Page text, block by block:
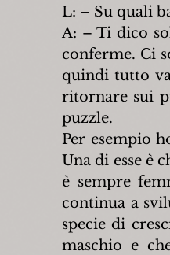
L: – Su quali
A: – Ti dico
conferme. Ci
quindi tutto
ritornare sui
puzzle.
Per esempio
Una di esse è
è sempre
continua a
specie di
maschio e